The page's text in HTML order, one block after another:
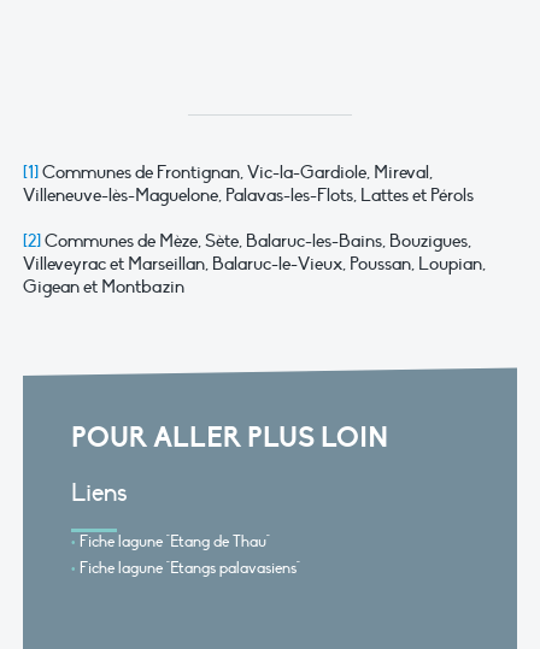
[1]Communes de Frontignan, Vic-la-Gardiole, Mireval,
Villeneuve-lès-Maguelone, Palavas-les-Flots, Lattes et Pérols
[2]Communes de Mèze, Sète, Balaruc-les-Bains, Bouzigues,
Villeveyrac et Marseillan, Balaruc-le-Vieux, Poussan, Loupian,
Gigean et Montbazin
POUR ALLER PLUS LOIN
Liens
Fiche lagune "Etang de Thau"
Fiche lagune "Etangs palavasiens"